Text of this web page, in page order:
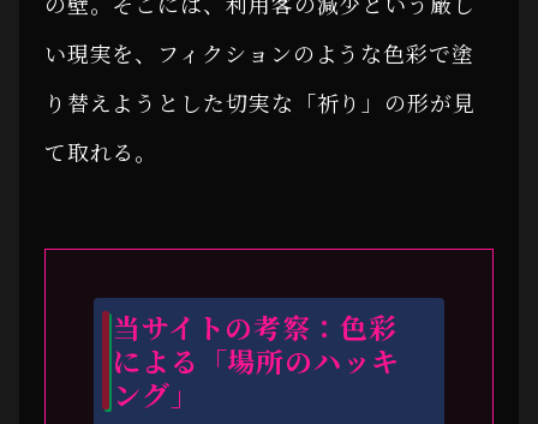
い現実を、フィクションのような色彩で塗
り替えようとした切実な「祈り」の形が見
て取れる。
当サイトの考察：色彩
による「場所のハッキ
ング」